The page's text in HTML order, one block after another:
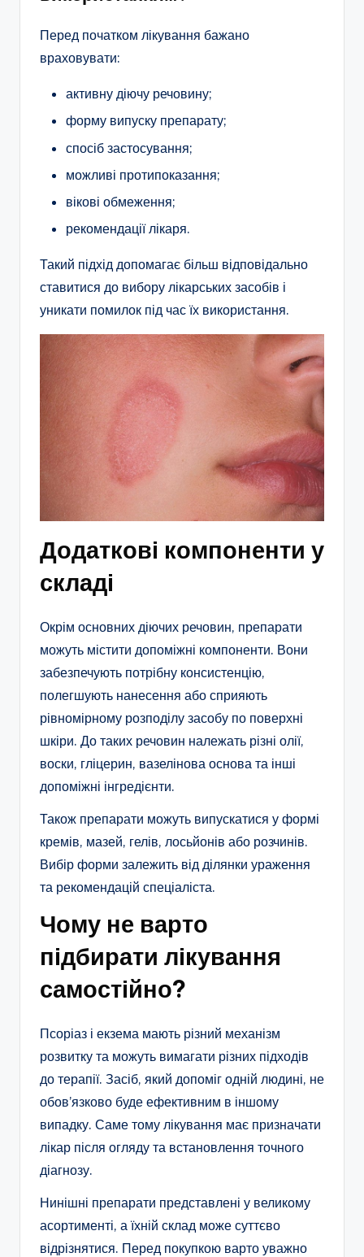
Перед початком лікування бажано
враховувати:
активну діючу речовину;
форму випуску препарату;
спосіб застосування;
можливі протипоказання;
вікові обмеження;
рекомендації лікаря.
Такий підхід допомагає більш відповідально
ставитися до вибору лікарських засобів і
уникати помилок під час їх використання.
Додаткові компоненти у
складі
Окрім основних діючих речовин, препарати
можуть містити допоміжні компоненти. Вони
забезпечують потрібну консистенцію,
полегшують нанесення або сприяють
рівномірному розподілу засобу по поверхні
шкіри. До таких речовин належать різні олії,
воски, гліцерин, вазелінова основа та інші
допоміжні інгредієнти.
Також препарати можуть випускатися у формі
кремів, мазей, гелів, лосьйонів або розчинів.
Вибір форми залежить від ділянки ураження
та рекомендацій спеціаліста.
Чому не варто
підбирати лікування
самостійно?
Псоріаз і екзема мають різний механізм
розвитку та можуть вимагати різних підходів
до терапії. Засіб, який допоміг одній людині, не
обов’язково буде ефективним в іншому
випадку. Саме тому лікування має призначати
лікар після огляду та встановлення точного
діагнозу.
Нинішні препарати представлені у великому
асортименті, а їхній склад може суттєво
відрізнятися. Перед покупкою варто уважно